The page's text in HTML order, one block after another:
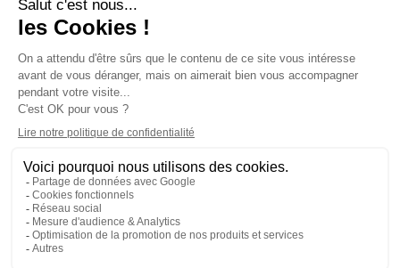
LIVRAISON SOUS 3
PAIEMENT SÉCURISÉ
Service en ligne